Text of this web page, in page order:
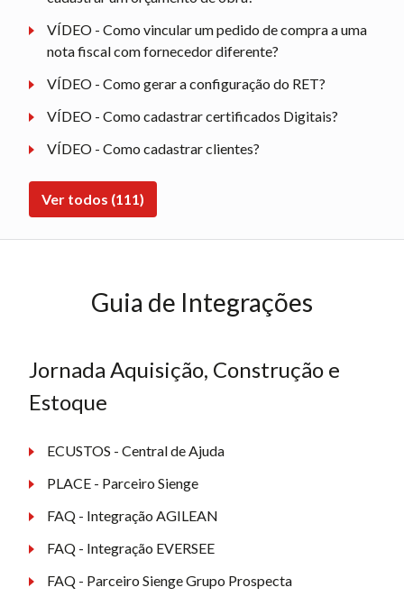
VÍDEO - Como vincular um pedido de compra a uma
nota fiscal com fornecedor diferente?
VÍDEO - Como gerar a configuração do RET?
VÍDEO - Como cadastrar certificados Digitais?
VÍDEO - Como cadastrar clientes?
Ver todos (111)
Guia de Integrações
Jornada Aquisição, Construção e
Estoque
ECUSTOS - Central de Ajuda
PLACE - Parceiro Sienge
FAQ - Integração AGILEAN
FAQ - Integração EVERSEE
FAQ - Parceiro Sienge Grupo Prospecta